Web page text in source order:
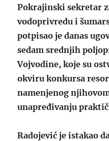
Pokrajinski sekretar
vodoprivredu i
potpisao je danas
sedam srednjih
Vojvodine, koje su
okviru konkursa
namenjenog
unapređivanju
Radojević je istakao